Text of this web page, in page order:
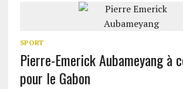
SPORT
Pierre-Emerick Aubameyang à
pour le Gabon